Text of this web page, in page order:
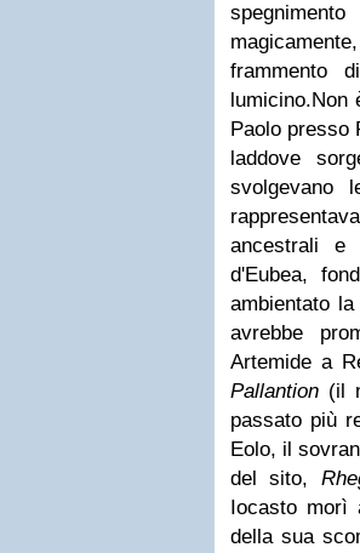
frammento
lumicino.Non
Paolo presso
laddove
svolgevano
ancestrali e
d'Eubea,
ambientato
avrebbe
Artemide a
Pallantion (il
passato più
Eolo, il
del sito,
Iocasto morì
della sua